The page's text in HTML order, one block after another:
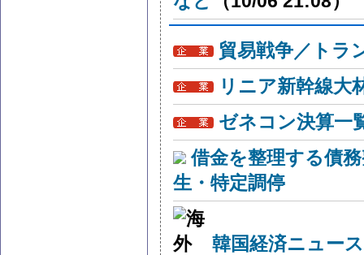
貿易戦争／トラ
リニア新幹線大
ゼネコン決算一
借金を整理する債
生・特定調停
韓国経済ニュー